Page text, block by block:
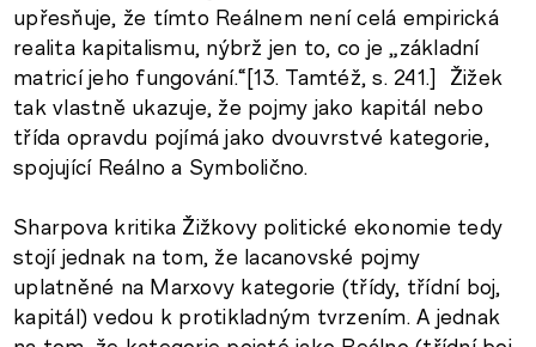
upřesňuje, že tímto Reálnem není celá empirická
realita kapitalismu, nýbrž jen to, co je „základní
matricí jeho fungování.“[13. Tamtéž, s. 241.] Žižek
tak vlastně ukazuje, že pojmy jako kapitál nebo
třída opravdu pojímá jako dvouvrstvé kategorie,
spojující Reálno a Symbolično.
Sharpova kritika Žižkovy politické ekonomie tedy
stojí jednak na tom, že lacanovské pojmy
uplatněné na Marxovy kategorie (třídy, třídní boj,
kapitál) vedou k protikladným tvrzením. A jednak